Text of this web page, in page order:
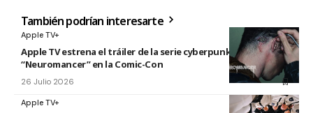
También podrían interesarte
Apple TV+
Apple TV estrena el tráiler de la serie cyberpunk
“Neuromancer” en la Comic-Con
26 Julio 2026
Apple TV+